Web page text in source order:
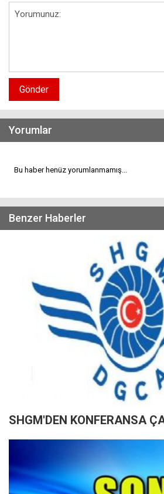
Gönder
Yorumlar
Bu haber henüz yorumlanmamış...
Benzer Haberler
SHGM'DEN KONFERANSA